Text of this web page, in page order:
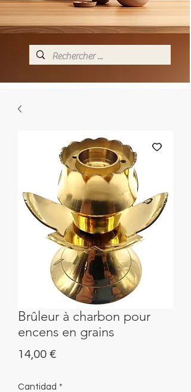
Brûleur à charbon pour
encens en grains
14,00 €Precio
Cantidad *